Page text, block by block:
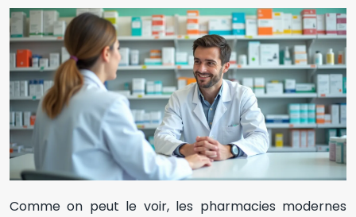
Comme on peut le voir, les pharmacies modernes